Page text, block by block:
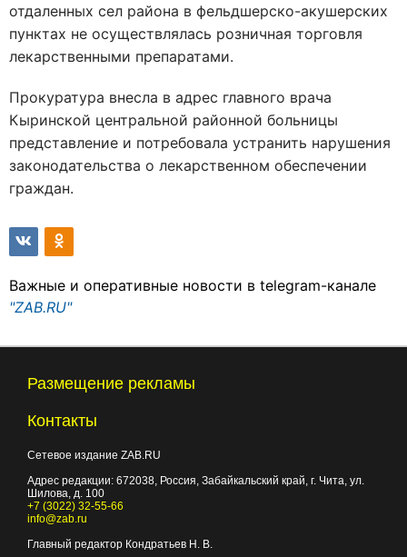
отдаленных сел района в фельдшерско-акушерских
пунктах не осуществлялась розничная торговля
лекарственными препаратами.
Прокуратура внесла в адрес главного врача
Кыринской центральной районной больницы
представление и потребовала устранить нарушения
законодательства о лекарственном обеспечении
граждан.
Важные и оперативные новости в telegram-канале
"ZAB.RU"
Размещение рекламы
Контакты
Сетевое издание ZAB.RU
Адрес редакции: 672038 , Россия, Забайкальский край, г. Чита ул.
Шилова, д. 100
+7 (3022) 32-55-66
info@zab.ru
Главный редактор Кондратьев Н. В.